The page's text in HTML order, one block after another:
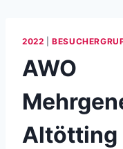
2022 |
AWO
Altötting